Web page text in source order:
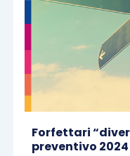
Forfettari
preventivo 2024